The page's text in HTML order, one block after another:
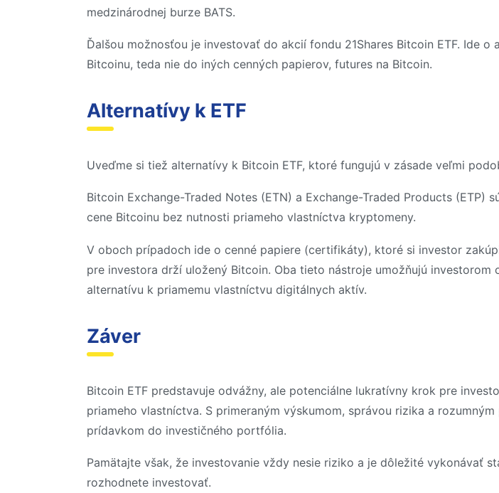
medzinárodnej burze BATS.
Ďalšou možnosťou je investovať do akcií fondu 21Shares Bitcoin ETF. Ide
Bitcoinu, teda nie do iných cenných papierov, futures na Bitcoin.
Alternatívy k ETF
Uveďme si tiež alternatívy k Bitcoin ETF, ktoré fungujú v zásade veľmi
Bitcoin Exchange-Traded Notes (ETN) a Exchange-Traded Products
cene Bitcoinu bez nutnosti priameho vlastníctva kryptomeny.
V oboch prípadoch ide o cenné papiere (certifikáty), ktoré si investor
pre investora drží uložený Bitcoin. Oba tieto nástroje umožňujú investorom
alternatívu k priamemu vlastníctvu digitálnych aktív.
Záver
Bitcoin ETF predstavuje odvážny, ale potenciálne lukratívny krok pre
priameho vlastníctva. S primeraným výskumom, správou rizika a
prídavkom do investičného portfólia.
Pamätajte však, že investovanie vždy nesie riziko a je dôležité vykonávať
rozhodnete investovať.